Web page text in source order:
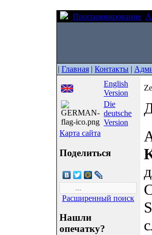
Программирование
| Главная | Контакты |
English
Version
Die
deutsche
Version
Карта сайта
Поделиться
Расширенный поиск
Нашли
опечатку?